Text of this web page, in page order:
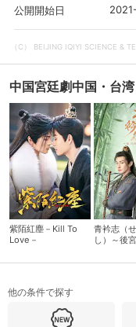
会員設定 会員情報
決済方法変更
公開開始日
（C） BEIJING IQIYI SCIENCE &
中国宮廷劇中国・台
紫陌紅塵－Kill To
Love－
青衿志（
し）～後
他の条件で探す